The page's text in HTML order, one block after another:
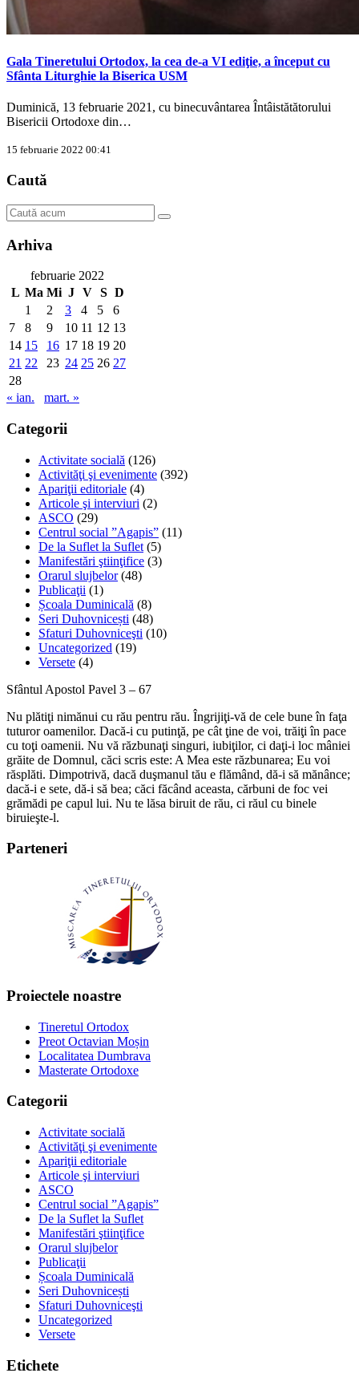
Gala Tineretului Ortodox, la cea de-a VI ediţie, a început cu
Sfânta Liturghie la Biserica USM
Duminică, 13 februarie 2021, cu binecuvântarea Întâistătătorului
Bisericii Ortodoxe din…
15 februarie 2022 00:41
Caută
Arhiva
februarie 2022
L Ma Mi J V S D
1
2 3 4 5
6
7
8 9 10 11 12 13
14 15 16 17 18 19 20
21 22 23 24 25 26 27
28
« ian.
mart. »
Categorii
Activitate socială (126)
Activităţi şi evenimente (392)
Apariţii editoriale (4)
Articole şi interviuri (2)
ASCO (29)
Centrul social ”Agapis” (11)
De la Suflet la Suflet (5)
Manifestări ştiinţifice (3)
Orarul slujbelor(48)
Publicaţii (1)
Școala Duminicală (8)
Seri Duhovnicești (48)
Sfaturi Duhovniceşti (10)
Uncategorized (19)
Versete (4)
Sfântul Apostol Pavel 3 – 67
Nu plătiţi nimănui cu rău pentru rău. Îngrijiţi-vă de cele bune în faţa
tuturor oamenilor. Dacă-i cu putinţă, pe cât ţine de voi, trăiţi în pace
cu toţi oamenii. Nu vă răzbunaţi singuri, iubiţilor, ci daţi-i loc mâniei
grăite de Domnul, căci scris este: A Mea este răzbunarea; Eu voi
răsplăti. Dimpotrivă, dacă duşmanul tău e flămând, dă-i să mănânce;
dacă-i e sete, dă-i să bea; căci făcând aceasta, cărbuni de foc vei
grămădi pe capul lui. Nu te lăsa biruit de rău, ci răul cu binele
biruieşte-l.
Parteneri
Proiectele noastre
Tineretul Ortodox
Preot Octavian Moșin
Localitatea Dumbrava
Masterate Ortodoxe
Categorii
Activitate socială
Activităţi şi evenimente
Apariţii editoriale
Articole şi interviuri
ASCO
Centrul social ”Agapis”
De la Suflet la Suflet
Manifestări ştiinţifice
Orarul slujbelor
Publicaţii
Școala Duminicală
Seri Duhovnicești
Sfaturi Duhovniceşti
Uncategorized
Versete
Etichete